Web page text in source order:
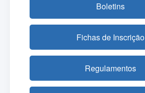
Boletins
Fichas de Inscrição
Regulamentos